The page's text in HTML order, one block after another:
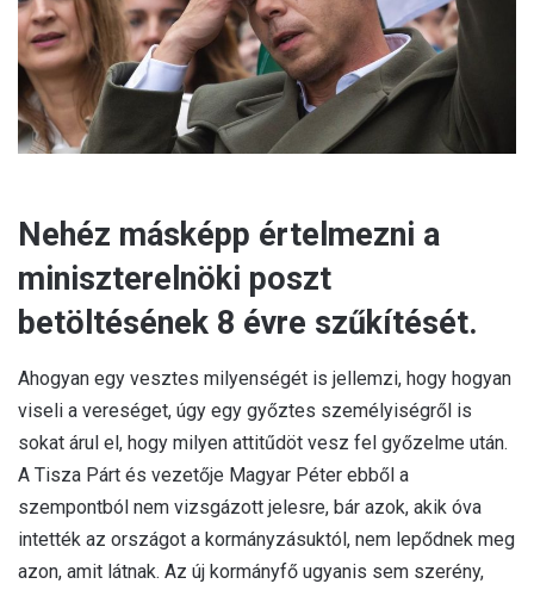
i
l
Nehéz másképp értelmezni a
miniszterelnöki poszt
betöltésének 8 évre szűkítését.
Ahogyan egy vesztes milyenségét is jellemzi, hogy hogyan
viseli a vereséget, úgy egy győztes személyiségről is
sokat árul el, hogy milyen attitűdöt vesz fel győzelme után.
A Tisza Párt és vezetője Magyar Péter ebből a
szempontból nem vizsgázott jelesre, bár azok, akik óva
intették az országot a kormányzásuktól, nem lepődnek meg
azon, amit látnak. Az új kormányfő ugyanis sem szerény,